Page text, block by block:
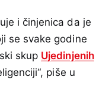
i činjenica da je
se svake godine
skup Ujedinjenih
piše u